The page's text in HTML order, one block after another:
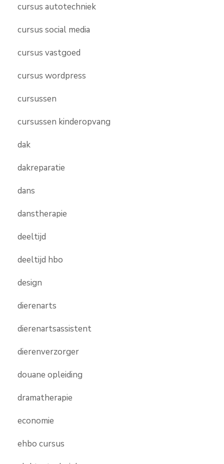
cursus autotechniek
cursus social media
cursus vastgoed
cursus wordpress
cursussen
cursussen kinderopvang
dak
dakreparatie
dans
danstherapie
deeltijd
deeltijd hbo
design
dierenarts
dierenartsassistent
dierenverzorger
douane opleiding
dramatherapie
economie
ehbo cursus